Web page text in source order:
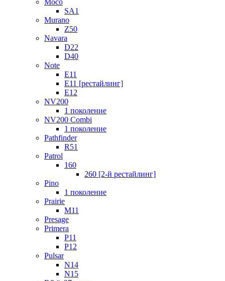
Moco
SA1
Murano
Z50
Navara
D22
D40
Note
E11
E11 [рестайлинг]
E12
NV200
1 поколение
NV200 Combi
1 поколение
Pathfinder
R51
Patrol
160
260 [2-й рестайлинг]
Pino
1 поколение
Prairie
M11
Presage
Primera
P11
P12
Pulsar
N14
N15